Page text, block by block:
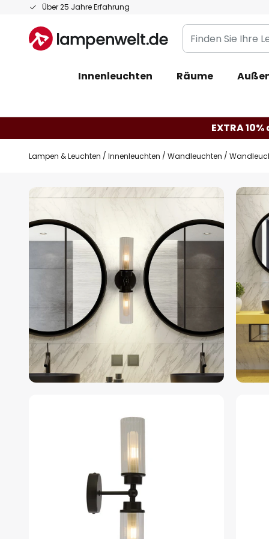
Über 25 Jahre Erfahrung
Zum
springen
Finden
Sie
Leuchte...
Innenleuchten Räume
EXTRA
Lampen & Leuchten Innenleuchten Wandleuchten
Zum
der
Bildgalerie
springen